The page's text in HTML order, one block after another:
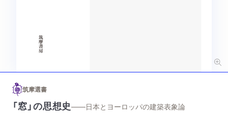
筑摩選書
「窓」の思想史——日本とヨーロッパの建築表象論